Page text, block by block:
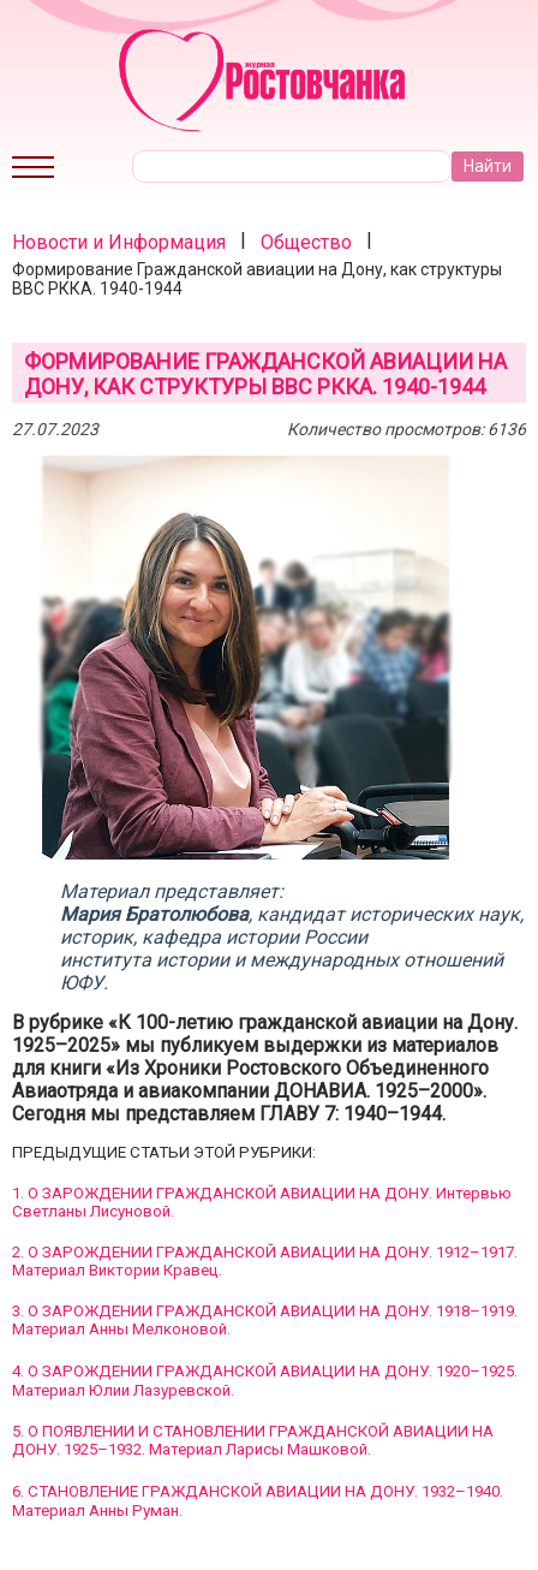
Новости и Информация | Общество |
Формирование Гражданской авиации на Дону, как структуры
ВВС РККА. 1940-1944
ФОРМИРОВАНИЕ ГРАЖДАНСКОЙ АВИАЦИИ НА
ДОНУ, КАК СТРУКТУРЫ ВВС РККА. 1940-1944
27.07.2023 Количество просмотров: 6136
Материал представляет:
Мария Братолюбова, кандидат исторических наук,
историк, кафедра истории России
института истории и международных отношений
ЮФУ.
В рубрике «К 100-летию гражданской авиации на Дону.
1925–2025» мы публикуем выдержки из материалов
для книги «Из Хроники Ростовского Объединенного
Авиаотряда и авиакомпании ДОНАВИА. 1925–2000».
Сегодня мы представляем ГЛАВУ 7: 1940–1944.
ПРЕДЫДУЩИЕ СТАТЬИ ЭТОЙ РУБРИКИ:
1. О ЗАРОЖДЕНИИ ГРАЖДАНСКОЙ АВИАЦИИ НА ДОНУ. Интервью
Светланы Лисуновой.
2. О ЗАРОЖДЕНИИ ГРАЖДАНСКОЙ АВИАЦИИ НА ДОНУ. 1912–1917.
Материал Виктории Кравец.
3. О ЗАРОЖДЕНИИ ГРАЖДАНСКОЙ АВИАЦИИ НА ДОНУ. 1918–1919.
Материал Анны Мелконовой.
4. О ЗАРОЖДЕНИИ ГРАЖДАНСКОЙ АВИАЦИИ НА ДОНУ. 1920–1925.
Материал Юлии Лазуревской.
5. О ПОЯВЛЕНИИ И СТАНОВЛЕНИИ ГРАЖДАНСКОЙ АВИАЦИИ НА
ДОНУ. 1925–1932. Материал Ларисы Машковой.
6. СТАНОВЛЕНИЕ ГРАЖДАНСКОЙ АВИАЦИИ НА ДОНУ. 1932–1940.
Материал Анны Руман.